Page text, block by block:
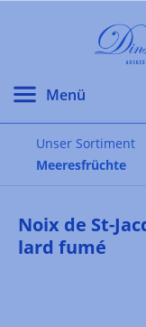
Unser Sortiment
Meeresfrüchte
Noix de St-
lard fumé